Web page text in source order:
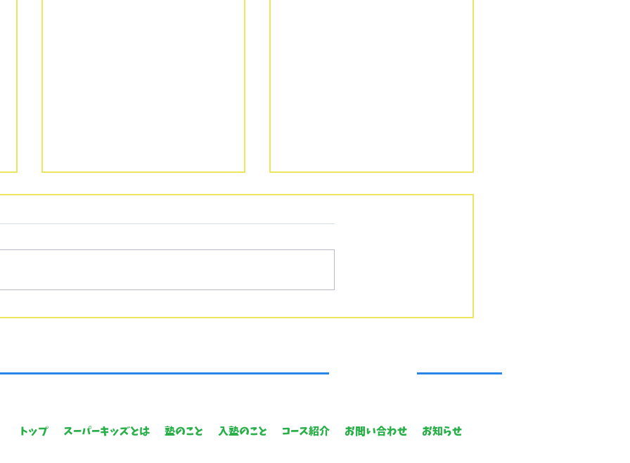
◉年長クラス クローズのお
ス、満席となっております。 長
倍です。 受験準備期間をご考慮
す🌸
トップ スーパーキッズとは 塾のこと 入塾のこと コース紹介 お問い合わせ お知らせ